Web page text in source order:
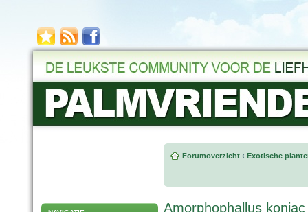
Forumoverzicht ‹ Exotische
Amorphophallus konjac